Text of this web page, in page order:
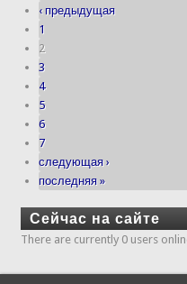
‹ предыдущая
1
2
3
4
5
6
7
следующая ›
последняя »
Сейчас на сайте
There are currently 0 users